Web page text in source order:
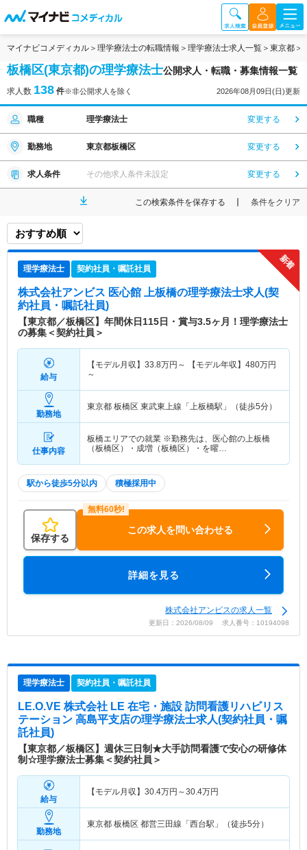
マイナビコメディカル 理学療法士の転職情報 理学療法士求人一覧 東京都
板橋区(東京都)の理学療法士公開求人・転職・募集情報一覧
求人数 138 件※非公開求人を除く 2026年08月09日(日)更新
職種 理学療法士 変更する
勤務地 東京都板橋区 変更する
求人条件 その他求人条件未設定 変更する
この検索条件を保存する 条件をクリア
理学療法士 契約社員・嘱託社員
株式会社アンビス 医心館 上板橋の理学療法士求人(契
約社員・嘱託社員)
【東京都／板橋区】年間休日115日・賞与3.5ヶ月！理学療法士
の募集＜契約社員＞
給与
【モデル月収】 33.8万円～ 【モデル年収】 480万円
～
勤務地
東京都 板橋区 東武東上線「上板橋駅」（徒歩5分）
仕事内容
板橋エリアでの就業 ※勤務先は、医心館の上板橋
（板橋区）・成増（板橋区）・を曜…
駅から徒歩5分以内 積極採用中
保存する
この求人を問い合わせる
詳細を見る
株式会社アンビスの求人一覧
更新日：2026/08/09 求人番号：10194098
理学療法士 契約社員・嘱託社員
LE.O.VE 株式会社 LE 在宅・施設 訪問看護リハビリス
テーション 高島平支店の理学療法士求人(契約社員・嘱
託社員)
【東京都／板橋区】週休三日制★大手訪問看護で安心の研修体
制☆理学療法士募集＜契約社員＞
給与
【モデル月収】 30.4万円～30.4万円
勤務地
東京都 板橋区 都営三田線「西台駅」（徒歩5分）